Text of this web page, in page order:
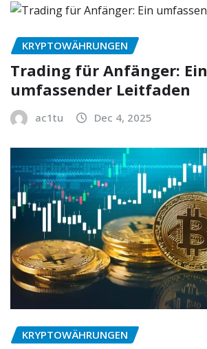
KRYPTOWÄHRUNGEN
Trading für Anfänger: Ein
umfassender Leitfaden
ac1tu Dec 4, 2025
KRYPTOWÄHRUNGEN